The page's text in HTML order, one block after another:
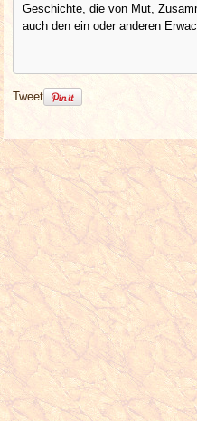
Geschichte, die von Mut,
auch den ein oder anderen
Tweet